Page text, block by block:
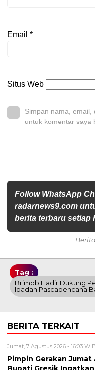
Email *
Situs Web
Simpan nama, email,
untuk komentar saya
Follow WhatsApp
radarnews9.com
berita terbaru setiap
Tag :
Brimob Hadir Dukung
Ibadah Pascabencana
BERITA TERKAIT
Jumat, 7 Agustus 2026 - 16:03 WIB
Pimpin Gerakan
Bupati Gresik